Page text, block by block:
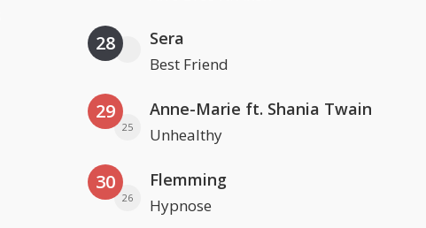
28 Sera
Best Friend
29
25
Anne-Marie ft. Shania Twain
Unhealthy
30
26
Flemming
Hypnose